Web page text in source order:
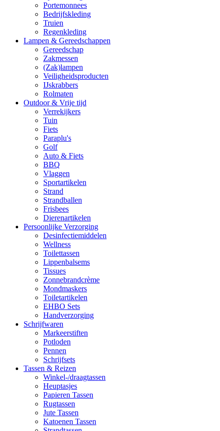
Portemonnees
Bedrijfskleding
Truien
Regenkleding
Lampen & Gereedschappen
Gereedschap
Zakmessen
(Zak)lampen
Veiligheidsproducten
IJskrabbers
Rolmaten
Outdoor & Vrije tijd
Verrekijkers
Tuin
Fiets
Paraplu's
Golf
Auto & Fiets
BBQ
Vlaggen
Sportartikelen
Strand
Strandballen
Frisbees
Dierenartikelen
Persoonlijke Verzorging
Desinfectiemiddelen
Wellness
Toilettassen
Lippenbalsems
Tissues
Zonnebrandcrème
Mondmaskers
Toiletartikelen
EHBO Sets
Handverzorging
Schrijfwaren
Markeerstiften
Potloden
Pennen
Schrijfsets
Tassen & Reizen
Winkel-/draagtassen
Heuptasjes
Papieren Tassen
Rugtassen
Jute Tassen
Katoenen Tassen